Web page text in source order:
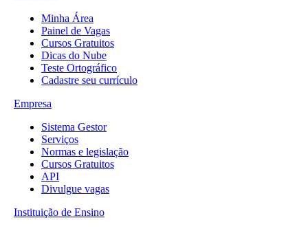
Minha Área
Painel de Vagas
Cursos Gratuitos
Dicas do Nube
Teste Ortográfico
Cadastre seu currículo
Empresa
Sistema Gestor
Serviços
Normas e legislação
Cursos Gratuitos
API
Divulgue vagas
Instituição de Ensino